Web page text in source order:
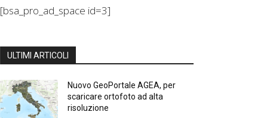
[bsa_pro_ad_space id=3]
ULTIMI ARTICOLI
Nuovo GeoPortale AGEA, per
scaricare ortofoto ad alta
risoluzione